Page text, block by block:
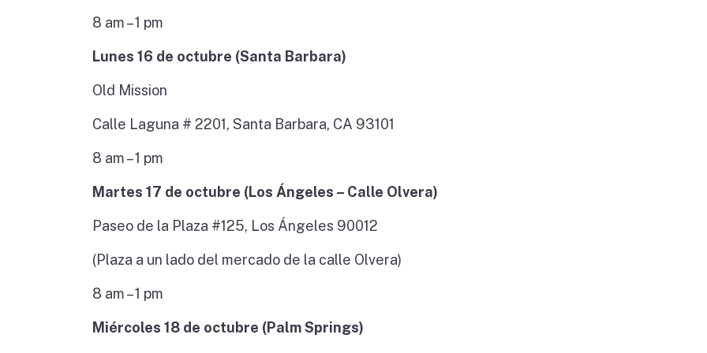
8 am – 1 pm
Lunes 16 de octubre (Santa Barbara)
Old Mission
Calle Laguna # 2201, Santa Barbara, CA 93101
8 am – 1 pm
Martes 17 de octubre (Los Ángeles – Calle Olvera)
Paseo de la Plaza #125, Los Ángeles 90012
(Plaza a un lado del mercado de la calle Olvera)
8 am – 1 pm
Miércoles 18 de octubre (Palm Springs)